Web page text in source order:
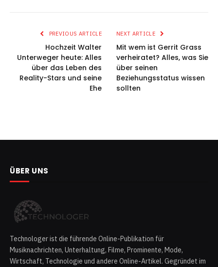
PREVIOUS ARTICLE
Hochzeit Walter
Unterweger heute: Alles
über das Leben des
Reality-Stars und seine
Ehe
NEXT ARTICLE
Mit wem ist Gerrit Grass
verheiratet? Alles, was Sie
über seinen
Beziehungsstatus wissen
sollten
ÜBER UNS
Technologer ist die führende Online-Publikation für
Musiknachrichten, Unterhaltung, Filme, Prominente, Mode,
Wirtschaft, Technologie und andere Online-Artikel. Gegründet im